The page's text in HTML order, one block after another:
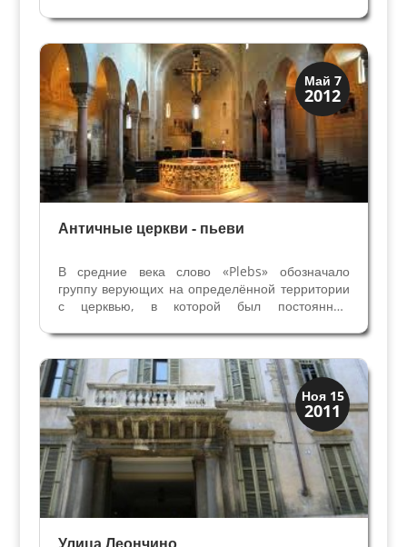
Веронезе. По мнению Джорджио Вазари, ученик
веронца Франческо Торбидо (как и он
портретист), по...
Май 7
2012
Верона
Средневековая
Античные церкви - пьеви
В средние века слово «Plebs» обозначало
группу верующих на определённой территории
с церквью, в которой был постоянный
пьеви были обязательно с крестильней или с
купелью для обрядов крещения. Кроме того,
при них были...
Ноя 15
2011
Скрытая Верона
Улицы и площади